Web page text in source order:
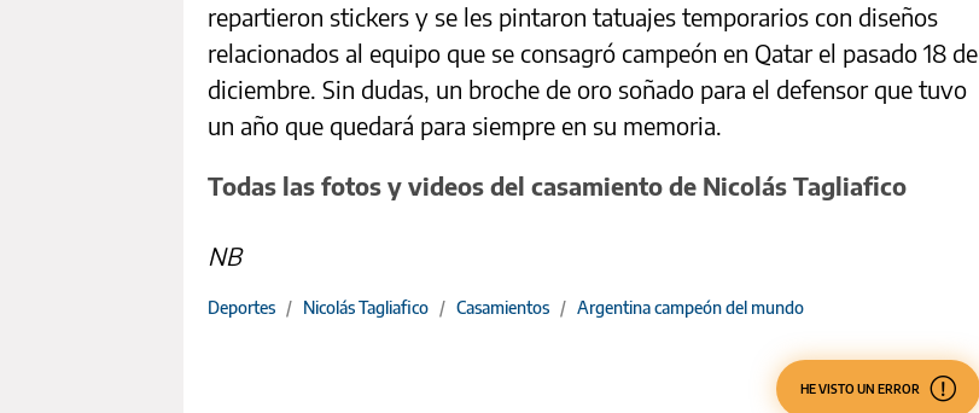
repartieron stickers y se les pintaron tatuajes temporarios con diseños
relacionados al equipo que se consagró campeón en Qatar el pasado 18 de
diciembre. Sin dudas, un broche de oro soñado para el defensor que tuvo
un año que quedará para siempre en su memoria.
Todas las fotos y videos del casamiento de Nicolás Tagliafico
NB
Deportes / Nicolás Tagliafico / Casamientos / Argentina campeón del mundo
HE VISTO UN ERROR